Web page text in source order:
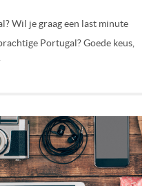
Wil je graag een last minute
Portugal? Goede keus,